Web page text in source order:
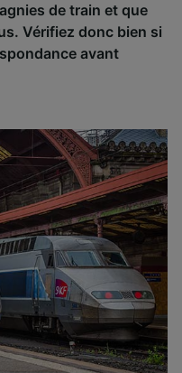
de train et que
Vérifiez donc bien si
avant